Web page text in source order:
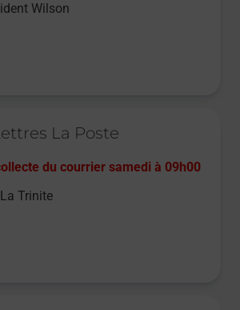
Wilson
La Poste
du courrier samedi à 09h00
Trinite